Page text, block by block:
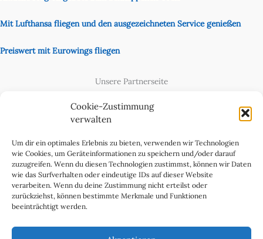
Cookie-Zustimmung
verwalten
Um dir ein optimales Erlebnis zu bieten, verwenden wir Technologien
wie Cookies, um Geräteinformationen zu speichern und/oder darauf
zuzugreifen. Wenn du diesen Technologien zustimmst, können wir Daten
wie das Surfverhalten oder eindeutige IDs auf dieser Website
verarbeiten. Wenn du deine Zustimmung nicht erteilst oder
zurückziehst, können bestimmte Merkmale und Funktionen
beeinträchtigt werden.
Mit Lufthansa fliegen und den ausgezeichneten Service genießen
Preiswert mit Eurowings fliegen
Unsere Partnerseite
Cookie-Richtlinie (EU)